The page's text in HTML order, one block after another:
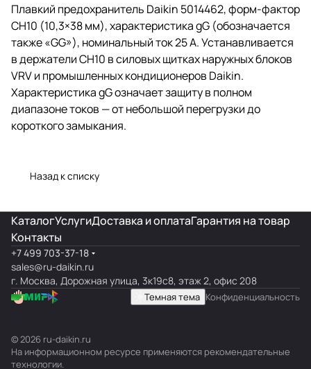
Плавкий предохранитель Daikin 5014462, форм-фактор
CH10 (10,3×38 мм), характеристика gG (обозначается
также «GG»), номинальный ток 25 А. Устанавливается
в держатели CH10 в силовых щитках наружных блоков
VRV и промышленных кондиционеров Daikin.
Характеристика gG означает защиту в полном
диапазоне токов — от небольшой перегрузки до
короткого замыкания.
Назад к списку
КаталогУслугиДоставка и оплатаГарантия на товар
Контакты
+7 499 703-37-18
sales@ru-daikin.ru
г. Москва, Дорожная улица, 3к19с8, этаж 2, офис 208
Темная тема Конфиденциальность
© 2026 ru-daikin.ru
На информационном ресурсе применяются рекомендательные
технологии.